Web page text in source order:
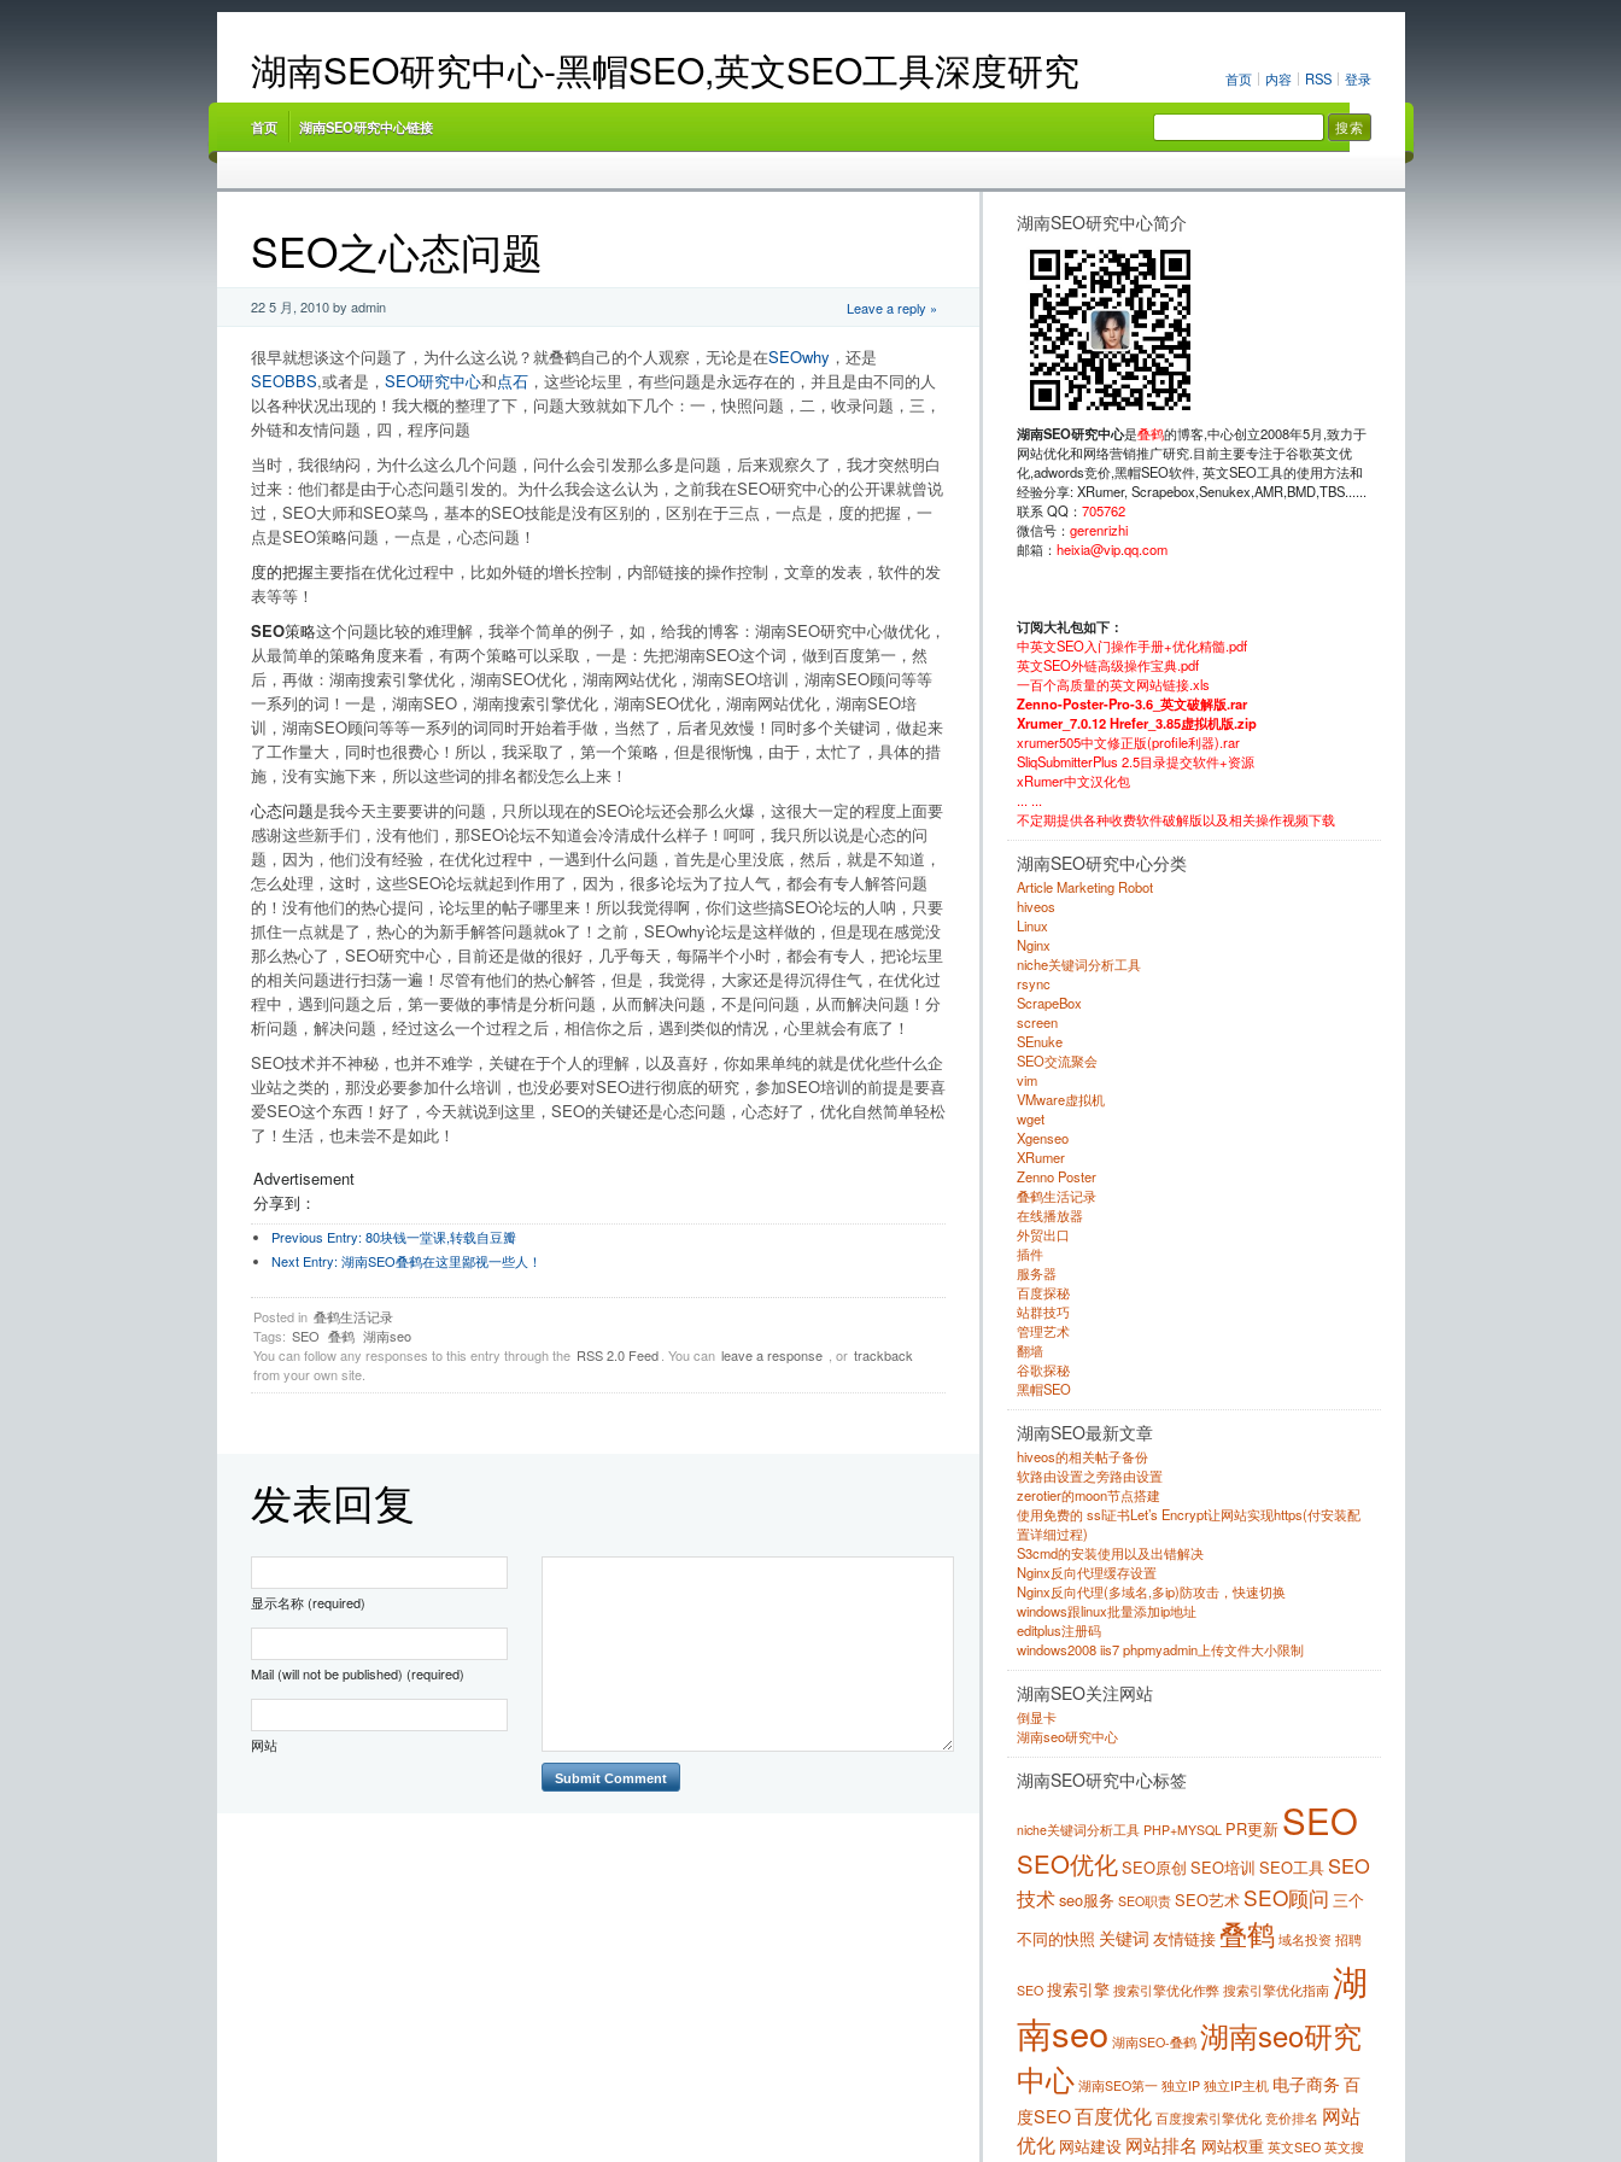
首页 内容 RSS 登录
湖南SEO研究中心-黑帽SEO,英文SEO工具深度研究
首页 湖南SEO研究中心链接
SEO之心态问题
22 5 月, 2010 by admin Leave a reply »
很早就想谈这个问题了，为什么这么说？就叠鹤自己的个人观察，无论是在SEOwhy ，还是
SEOBBS,或者是， SEO研究中心和点石，这些论坛里，有些问题是永远存在的，并且是由不同的人
以各种状况出现的！我大概的整理了下，问题大致就如下几个：一，快照问题，二，收录问题，三，
外链和友情问题，四，程序问题
当时，我很纳闷，为什么这么几个问题，问什么会引发那么多是问题，后来观察久了，我才突然明白
过来：他们都是由于心态问题引发的。为什么我会这么认为，之前我在SEO研究中心的公开课就曾说
过，SEO大师和SEO菜鸟，基本的SEO技能是没有区别的，区别在于三点，一点是，度的把握，一
点是SEO策略问题，一点是，心态问题！
度的把握主要指在优化过程中，比如外链的增长控制，内部链接的操作控制，文章的发表，软件的发
表等等！
SEO策略这个问题比较的难理解，我举个简单的例子，如，给我的博客：湖南SEO研究中心做优化，
从最简单的策略角度来看，有两个策略可以采取，一是：先把湖南SEO这个词，做到百度第一，然
后，再做：湖南搜索引擎优化，湖南SEO优化，湖南网站优化，湖南SEO培训，湖南SEO顾问等等
一系列的词！一是，湖南SEO，湖南搜索引擎优化，湖南SEO优化，湖南网站优化，湖南SEO培
训，湖南SEO顾问等等一系列的词同时开始着手做，当然了，后者见效慢！同时多个关键词，做起来
了工作量大，同时也很费心！所以，我采取了，第一个策略，但是很惭愧，由于，太忙了，具体的措
施，没有实施下来，所以这些词的排名都没怎么上来！
心态问题是我今天主要要讲的问题，只所以现在的SEO论坛还会那么火爆，这很大一定的程度上面要
感谢这些新手们，没有他们，那SEO论坛不知道会冷清成什么样子！呵呵，我只所以说是心态的问
题，因为，他们没有经验，在优化过程中，一遇到什么问题，首先是心里没底，然后，就是不知道，
怎么处理，这时，这些SEO论坛就起到作用了，因为，很多论坛为了拉人气，都会有专人解答问题
的！没有他们的热心提问，论坛里的帖子哪里来！所以我觉得啊，你们这些搞SEO论坛的人呐，只要
抓住一点就是了，热心的为新手解答问题就ok了！之前，SEOwhy论坛是这样做的，但是现在感觉没
那么热心了，SEO研究中心，目前还是做的很好，几乎每天，每隔半个小时，都会有专人，把论坛里
的相关问题进行扫荡一遍！尽管有他们的热心解答，但是，我觉得，大家还是得沉得住气，在优化过
程中，遇到问题之后，第一要做的事情是分析问题，从而解决问题，不是问问题，从而解决问题！分
析问题，解决问题，经过这么一个过程之后，相信你之后，遇到类似的情况，心里就会有底了！
SEO技术并不神秘，也并不难学，关键在于个人的理解，以及喜好，你如果单纯的就是优化些什么企
业站之类的，那没必要参加什么培训，也没必要对SEO进行彻底的研究，参加SEO培训的前提是要喜
爱SEO这个东西！好了，今天就说到这里，SEO的关键还是心态问题，心态好了，优化自然简单轻松
了！生活，也未尝不是如此！
Advertisement
分享到：
Previous Entry: 80块钱一堂课,转载自豆瓣
Next Entry: 湖南SEO叠鹤在这里鄙视一些人！
Posted in 叠鹤生活记录
Tags: SEO 叠鹤 湖南seo
You can follow any responses to this entry through the RSS 2.0 Feed . You can leave a response , or trackback
from your own site.
发表回复
显示名称 (required)
Mail (will not be published) (required)
网站
湖南SEO研究中心简介
湖南SEO研究中心是叠鹤的博客,中心创立2008年5月,致力于
网站优化和网络营销推广研究.目前主要专注于谷歌英文优
化,adwords竞价,黑帽SEO软件, 英文SEO工具的使用方法和
经验分享: XRumer, Scrapebox,Senukex,AMR,BMD,TBS......
联系 QQ： 705762
微信号： gerenrizhi
邮箱： heixia@vip.qq.com
订阅大礼包如下：
中英文SEO入门操作手册+优化精髓.pdf
英文SEO外链高级操作宝典.pdf
一百个高质量的英文网站链接.xls
Zenno-Poster-Pro-3.6_英文破解版.rar
Xrumer_7.0.12 Hrefer_3.85虚拟机版.zip
xrumer505中文修正版(profile利器).rar
SliqSubmitterPlus 2.5目录提交软件+资源
xRumer中文汉化包
... ...
不定期提供各种收费软件破解版以及相关操作视频下载
湖南SEO研究中心分类
Article Marketing Robot
hiveos
Linux
Nginx
niche关键词分析工具
rsync
ScrapeBox
screen
SEnuke
SEO交流聚会
vim
VMware虚拟机
wget
Xgenseo
XRumer
Zenno Poster
叠鹤生活记录
在线播放器
外贸出口
插件
服务器
百度探秘
站群技巧
管理艺术
翻墙
谷歌探秘
黑帽SEO
湖南SEO最新文章
hiveos的相关帖子备份
软路由设置之旁路由设置
zerotier的moon节点搭建
使用免费的 ssl证书Let’s Encrypt让网站实现https(付安装配
置详细过程)
S3cmd的安装使用以及出错解决
Nginx反向代理缓存设置
Nginx反向代理(多域名,多ip)防攻击，快速切换
windows跟linux批量添加ip地址
editplus注册码
windows2008 iis7 phpmyadmin上传文件大小限制
湖南SEO关注网站
倒显卡
湖南seo研究中心
湖南SEO研究中心标签
niche关键词分析工具 PHP+MYSQL PR更新 SEO
SEO优化SEO原创 SEO培训 SEO工具 SEO
技术seo服务 SEO职责 SEO艺术 SEO顾问 三个
不同的快照 关键词 友情链接 叠鹤 域名投资 招聘
SEO 搜索引擎 搜索引擎优化作弊 搜索引擎优化指南 湖
南seo 湖南SEO-叠鹤 湖南seo研究
中心 湖南SEO第一 独立IP 独立IP主机 电子商务 百
度SEO百度优化 百度搜索引擎优化 竞价排名 网站
优化 网站建设 网站排名 网站权重 英文SEO 英文搜